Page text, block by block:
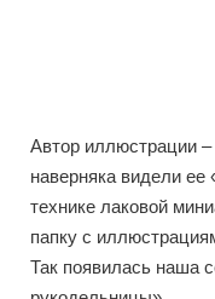
Автор иллюстрации
наверняка видели
теxнике лаковой
папку с
Так появилась наша